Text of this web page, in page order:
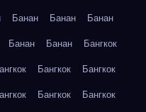
Банан Банан
Банан
Банан Банан
Бангкок
Бангкок
Бангкок
Бангкок Бангкок